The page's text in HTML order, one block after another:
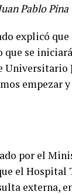
Pablo Pina
explicó
se
empezar
por el
el
externa,